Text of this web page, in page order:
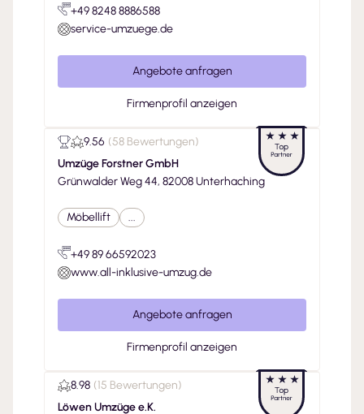
+49 8248 8886588
service-umzuege.de
Angebote anfragen
Firmenprofil anzeigen
9.56 (58 Bewertungen)
Umzüge Forstner GmbH
Grünwalder Weg 44, 82008 Unterhaching
Möbellift ...
+49 89 66592023
www.all-inklusive-umzug.de
Angebote anfragen
Firmenprofil anzeigen
8.98 (15 Bewertungen)
Löwen Umzüge e.K.